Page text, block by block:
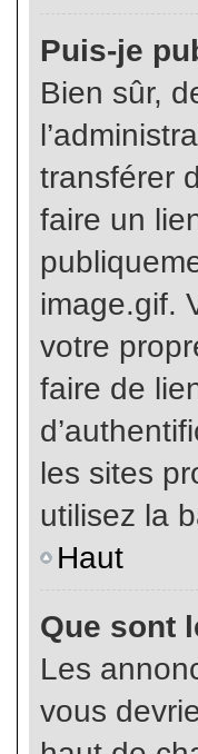
Puis-je
Bien sûr,
transférer
faire un
image.gif.
votre
faire de
les sites
utilisez la
Haut
Que sont
Les
vous